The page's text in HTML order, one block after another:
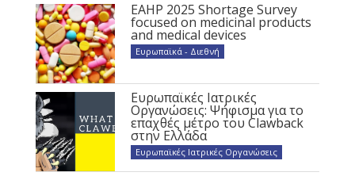
EAHP 2025 Shortage Survey
focused on medicinal products
and medical devices
Ευρωπαϊκά - Διεθνή
Ευρωπαϊκές Ιατρικές
Οργανώσεις: Ψήφισμα για το
επαχθές μέτρο του Clawback
στην Ελλάδα
Ευρωπαϊκές Ιατρικές Οργανώσεις